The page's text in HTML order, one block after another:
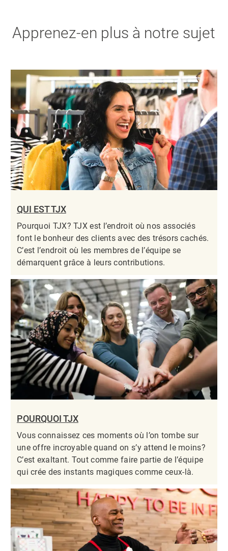
Apprenez-en plus à notre sujet
QUI EST TJX
Pourquoi TJX? TJX est l’endroit où nos associés
font le bonheur des clients avec des trésors cachés.
C’est l’endroit où les membres de l’équipe se
démarquent grâce à leurs contributions.​​​​​​​
POURQUOI TJX
Vous connaissez ces moments où l’on tombe sur
une offre incroyable quand on s’y attend le moins?
C’est exaltant. Tout comme faire partie de l’équipe
qui crée des instants magiques comme ceux-là.​​​​​​​